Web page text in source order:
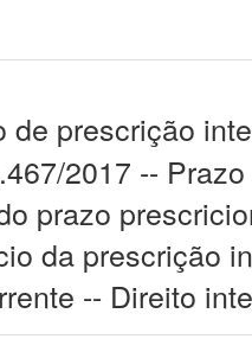
de prescrição
2017 --
prazo
da prescrição
-- Direito